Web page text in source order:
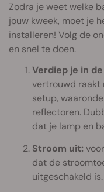
Zodra je weet welke
jouw kweek, moet je
installeren! Volg de
en snel te doen.
Verdiep je in
vertrouwd raakt
setup,
reflectoren.
dat je lamp en
Stroom uit:
dat de
uitgeschakeld is.